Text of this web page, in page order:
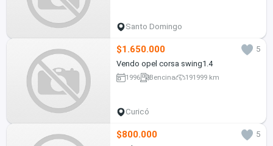
Santo Domingo
$1.650.000
5
Vendo opel corsa swing1.4
1996 Bencina 191999 km
Curicó
$800.000
5